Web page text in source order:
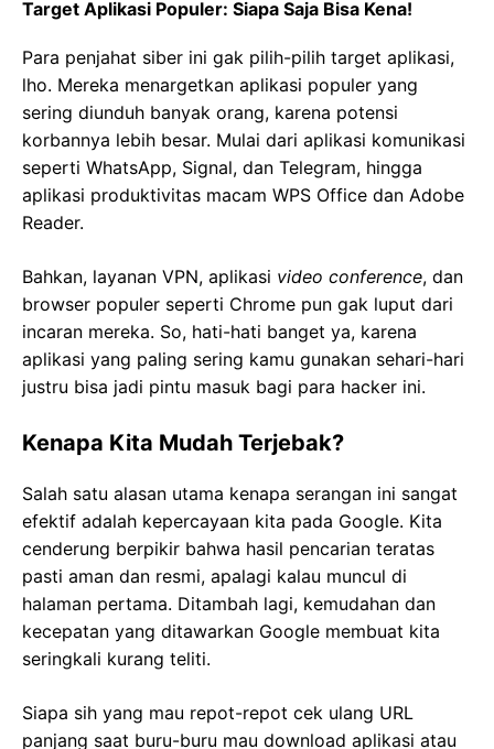
Target Aplikasi Populer: Siapa Saja Bisa Kena!
Para penjahat siber ini gak pilih-pilih target aplikasi,
lho. Mereka menargetkan aplikasi populer yang
sering diunduh banyak orang, karena potensi
korbannya lebih besar. Mulai dari aplikasi komunikasi
seperti WhatsApp, Signal, dan Telegram, hingga
aplikasi produktivitas macam WPS Office dan Adobe
Reader.
Bahkan, layanan VPN, aplikasi video conference, dan
browser populer seperti Chrome pun gak luput dari
incaran mereka. So, hati-hati banget ya, karena
aplikasi yang paling sering kamu gunakan sehari-hari
justru bisa jadi pintu masuk bagi para hacker ini.
Kenapa Kita Mudah Terjebak?
Salah satu alasan utama kenapa serangan ini sangat
efektif adalah kepercayaan kita pada Google. Kita
cenderung berpikir bahwa hasil pencarian teratas
pasti aman dan resmi, apalagi kalau muncul di
halaman pertama. Ditambah lagi, kemudahan dan
kecepatan yang ditawarkan Google membuat kita
seringkali kurang teliti.
Siapa sih yang mau repot-repot cek ulang URL
panjang saat buru-buru mau download aplikasi atau